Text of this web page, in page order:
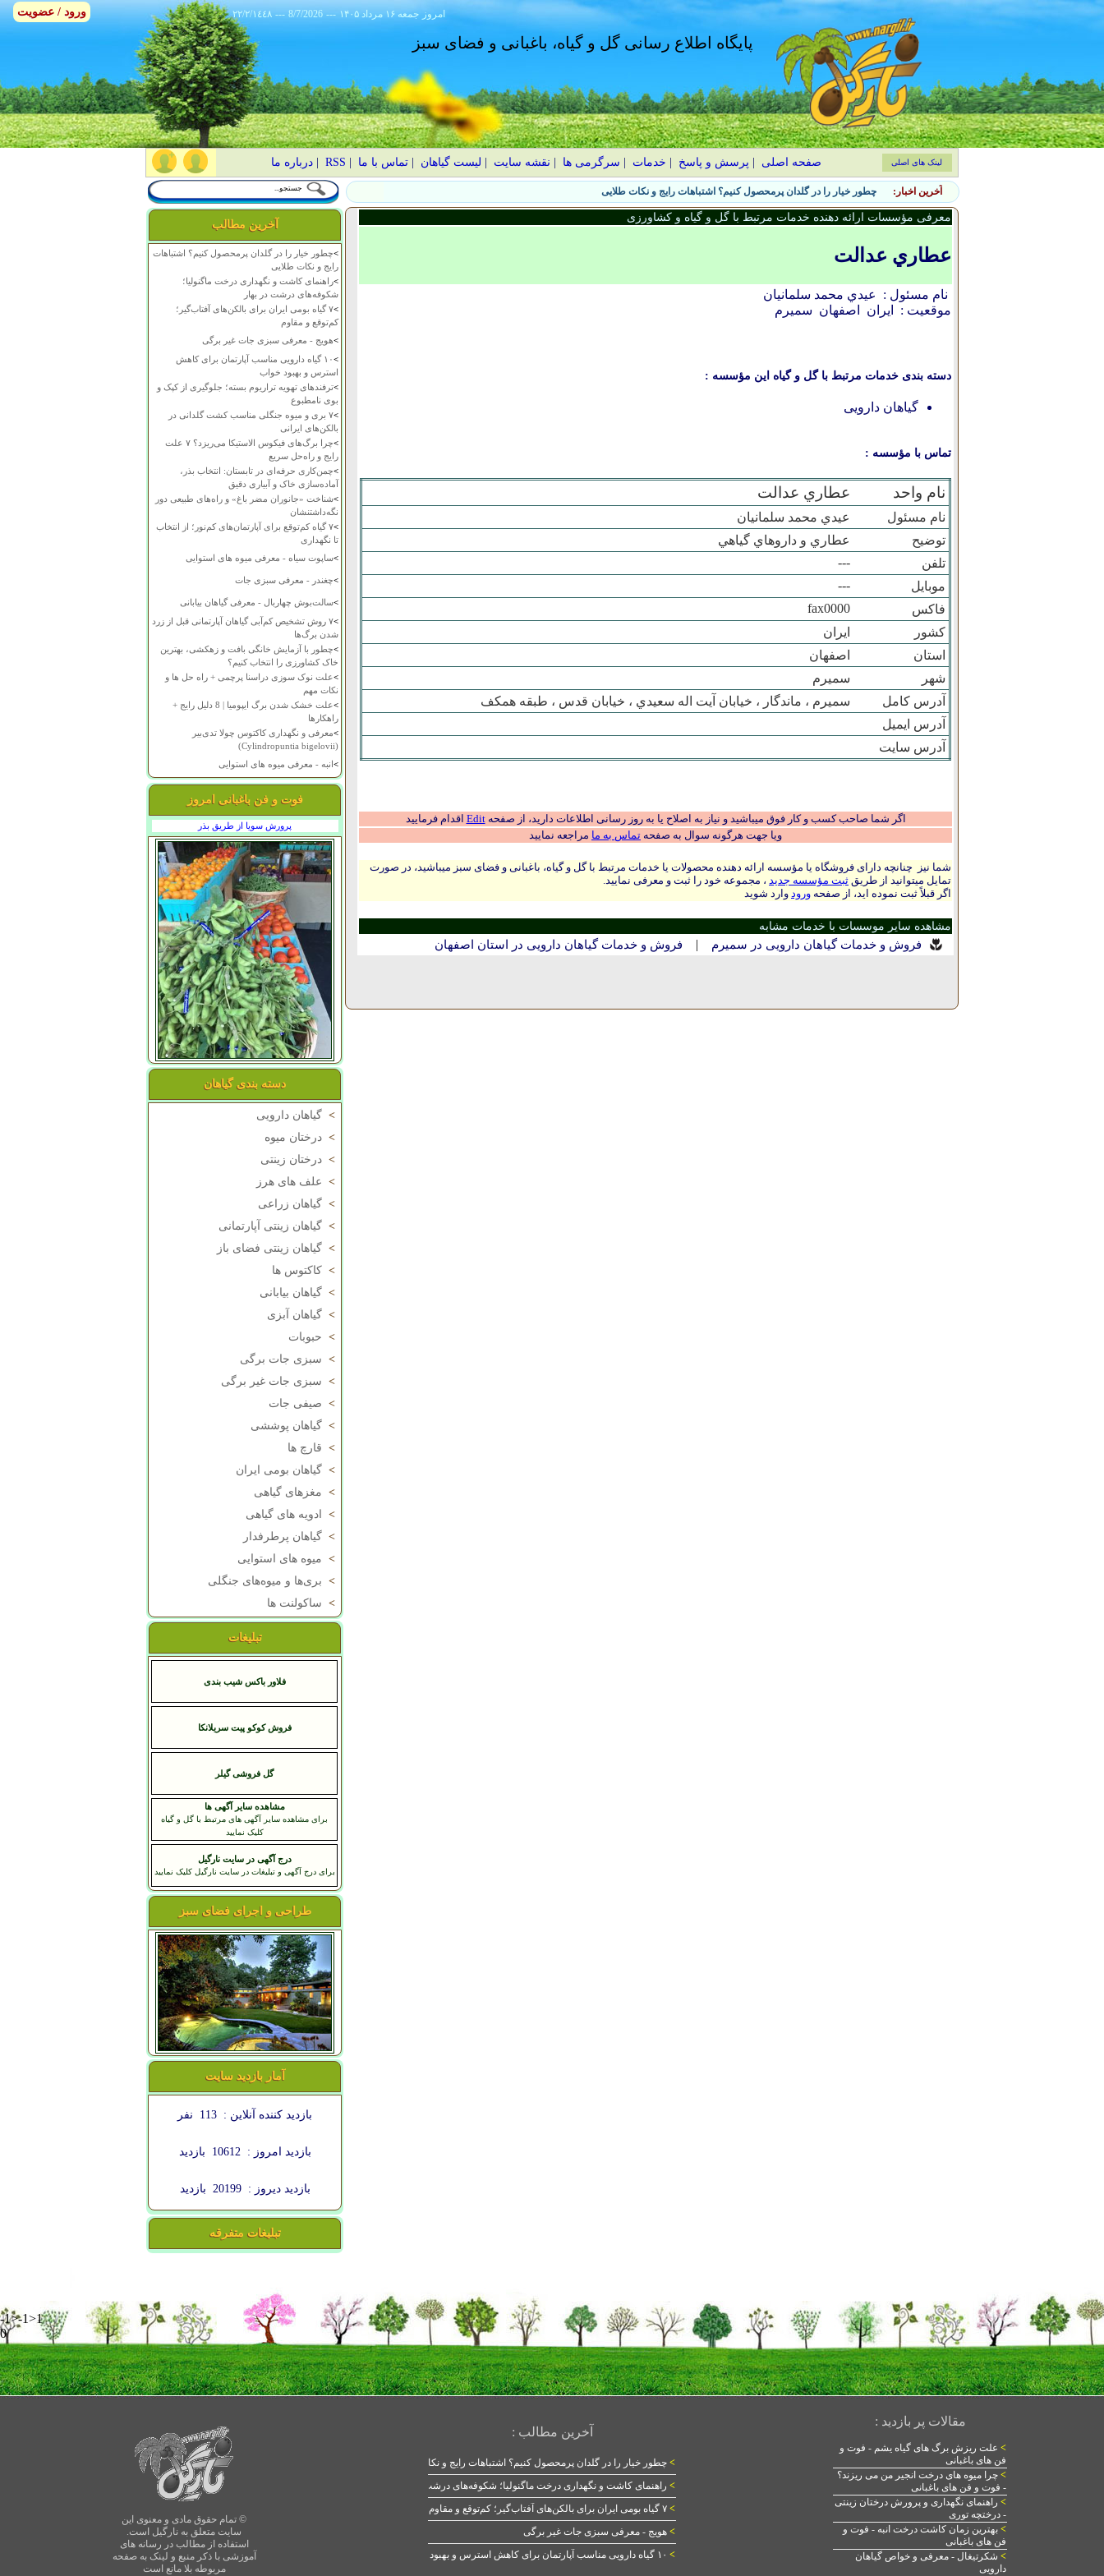
٢٢/٢/١٤٤٨ --- 8/7/2026 --- ۱۴۰۵ جمعه ۱۶ مرداد امروز
پایگاه اطلاع رسانی گل و گیاه، باغبانی و فضای سبز
صفحه اصلی پرسش و پاسخ خدمات سرگرمی ها نقشه سایت لیست گیاهان |تماس با ما RSS
|درباره ما لینک های اصلی
آخرین اخبار: چطور خیار را در گلدان پرمحصول کنیم؟ اشتباهات رایج و نکات طلایی
آخرین مطالب
>چطور خیار را در گلدان پرمحصول کنیم؟ اشتباهات
رایج و نکات طلایی
>راهنمای کاشت و نگهداری درخت ماگنولیا؛
شکوفه‌های درشت در بهار
>
۷ گیاه بومی ایران برای بالکن‌های آفتاب‌گیر؛
کم‌توقع و مقاوم
>هویج - معرفی سبزی جات غیر برگی
>
۱۰ گیاه دارویی مناسب آپارتمان برای کاهش
استرس و بهبود خواب
>ترفندهای تهویه تراریوم بسته؛ جلوگیری از کپک و
بوی نامطبوع
>
۷ بری و میوه جنگلی مناسب کشت گلدانی در
بالکن‌های ایرانی
>
چرا برگ‌های فیکوس الاستیکا می‌ریزد؟ ۷ علت
رایج و راه‌حل سریع
>چمن‌کاری حرفه‌ای در تابستان: انتخاب بذر،
آماده‌سازی خاک و آبیاری دقیق
>شناخت «جانوران مضر باغ» و راه‌های طبیعی دور
نگه‌داشتنشان
>
۷ گیاه کم‌توقع برای آپارتمان‌های کم‌نور؛ از انتخاب
تا نگهداری
>ساپوت سیاه - معرفی میوه های استوایی
>چغندر - معرفی سبزی جات
>سالت‌بوش چهاربال - معرفی گیاهان بیابانی
>
۷ روش تشخیص کم‌آبی گیاهان آپارتمانی قبل از زرد
شدن برگ‌ها
>چطور با آزمایش خانگی بافت و زهکشی، بهترین
خاک کشاورزی را انتخاب کنیم؟
>علت نوک سوزی دراسنا پرچمی + راه حل ها و
نکات مهم
>
علت خشک شدن برگ ایپومیا | 8 دلیل رایج +
راهکارها
>معرفی و نگهداری کاکتوس چولا تدی‌بیر
(Cylindropuntia bigelovii)
>انبه - معرفی میوه های استوایی
فوت و فن باغبانی امروز
پرورش سویا از طریق بذر
دسته بندی گیاهان
> گیاهان دارویی
> درختان میوه
> درختان زینتی
> علف های هرز
> گیاهان زراعی
> گیاهان زینتی آپارتمانی
> گیاهان زینتی فضای باز
> کاکتوس ها
> گیاهان بیابانی
> گیاهان آبزی
> حبوبات
> سبزی جات برگی
> سبزی جات غیر برگی
> صیفی جات
> گیاهان پوششی
> قارچ ها
> گیاهان بومی ایران
> مغزهای گیاهی
>
ادویه های گیاهی
> گیاهان پرطرفدار
> میوه های استوایی
> بری‌ها و میوه‌های جنگلی
> ساکولنت ها
تبلیغات
فلاور باکس شیب بندی
فروش کوکو پیت سریلانکا
گل فروشی گیلر
مشاهده سایر آگهی ها
برای مشاهده سایر آگهی های مرتبط با گل و گیاه
کلیک نمایید
درج آگهی در سایت نارگیل
برای درج آگهی و تبلیغات در سایت نارگیل کلیک نمایید
طراحی و اجرای فضای سبز
آمار بازدید سایت
بازدید کننده آنلاین : 113 نفر
بازدید امروز : 10612 بازدید
بازدید دیروز : 20199 بازدید
تبلیغات متفرقه
معرفی مؤسسات ارائه دهنده خدمات مرتبط با گل و گیاه و کشاورزی
عطاري عدالت
نام مسئول :
عيدي محمد سلمانيان
موقعیت :
ایران اصفهان سميرم
دسته بندی خدمات مرتبط با گل و گیاه این مؤسسه :
گیاهان دارویی
تماس با مؤسسه :
نام واحد عطاري عدالت
نام مسئول
عيدي محمد سلمانيان
توضیح
عطاري و داروهاي گياهي
تلفن
---
موبایل
---
فاکس
fax0000
کشور
ایران
استان
اصفهان
شهر
سميرم
آدرس کامل
سميرم ، ماندگار ، خيابان آيت اله سعيدي ، خيابان قدس ، طبقه همکف
آدرس ایمیل
آدرس سایت
اگر شما صاحب کسب و کار فوق میباشید و نیاز به اصلاح یا به روز رسانی اطلاعات دارید، از صفحهEdit اقدام فرمایید
ویا جهت هرگونه سوال به صفحه تماس به ما مراجعه نمایید
شما نیز چنانچه دارای فروشگاه یا مؤسسه ارائه دهنده محصولات یا خدمات مرتبط با گل و گیاه، باغبانی و فضای سبز میباشید، در صورت
تمایل میتوانید از طریق ثبت مؤسسه جدید ، مجموعه خود را ثبت و معرفی نمایید.
اگر قبلاً ثبت نموده اید، از صفحه ورود وارد شوید
مشاهده سایر موسسات با خدمات مشابه
فروش و خدمات گیاهان دارویی در سميرم | فروش و خدمات گیاهان دارویی در استان اصفهان
-1>-1>1
0
© تمام حقوق مادی و معنوی این
سایت متعلق به نارگیل است.
استفاده از مطالب در رسانه های
آموزشی با ذکر منبع و لینک به صفحه
مربوطه بلا مانع است
آخرین مطالب :
> چطور خیار را در گلدان پرمحصول کنیم؟ اشتباهات رایج و نکات طلایی
> راهنمای کاشت و نگهداری درخت ماگنولیا؛ شکوفه‌های درشت در بهار
> ۷ گیاه بومی ایران برای بالکن‌های آفتاب‌گیر؛ کم‌توقع و مقاوم
> هویج - معرفی سبزی جات غیر برگی
> ۱۰ گیاه دارویی مناسب آپارتمان برای کاهش استرس و بهبود خواب
مقالات پر بازدید :
> علت ریزش برگ های گیاه یشم - فوت و
فن های باغبانی
> چرا میوه های درخت انجیر من می ریزند؟
- فوت و فن های باغبانی
> راهنمای نگهداری و پرورش درختان زینتی
- درختچه توری
> بهترین زمان کاشت درخت انبه - فوت و
فن های باغبانی
> شکرتیغال - معرفی و خواص گیاهان
دارویی
ورود / عضویت